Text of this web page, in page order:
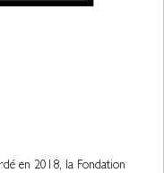
en 2018, la Fondation